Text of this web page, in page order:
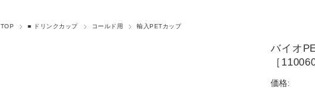
TOP ■ ドリンクカップ コールド用 輸入PETカップ
バイオ
［
価格: